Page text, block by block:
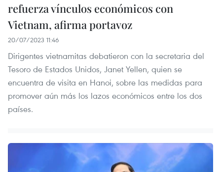
refuerza vínculos económicos con
Vietnam, afirma portavoz
20/07/2023 11:46
Dirigentes vietnamitas debatieron con la secretaria del
Tesoro de Estados Unidos, Janet Yellen, quien se
encuentra de visita en Hanoi, sobre las medidas para
promover aún más los lazos económicos entre los dos
países.